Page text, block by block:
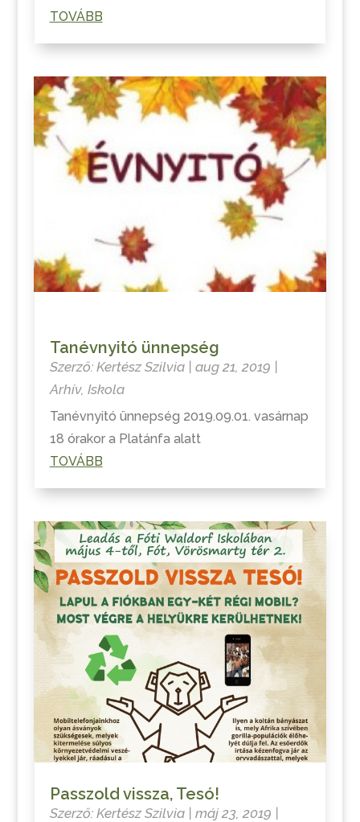
TOVÁBB
Tanévnyitó ünnepség
Szerző: Kertész Szilvia| aug 21, 2019
Arhív, Iskola
Tanévnyitó ünnepség 2019.09.01. vasárnap
18 órakor a Platánfa alatt
TOVÁBB
Passzold vissza, Tesó!
Szerző: Kertész Szilvia| máj 23, 2019 |